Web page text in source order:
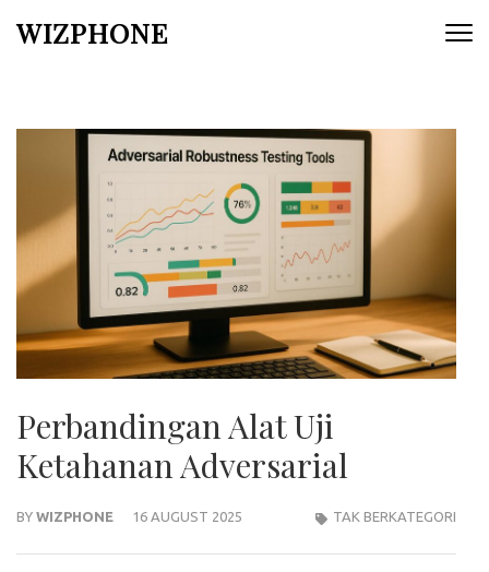
WIZPHONE
Perbandingan Alat Uji
Ketahanan Adversarial
BY WIZPHONE 16 AUGUST 2025 TAK BERKATEGORI